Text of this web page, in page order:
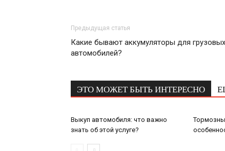
Предыдущая статья
Какие бывают аккумуляторы для грузовых
автомобилей?
ЭТО МОЖЕТ БЫТЬ ИНТЕРЕСНО
Выкуп автомобиля: что важно
знать об этой услуге?